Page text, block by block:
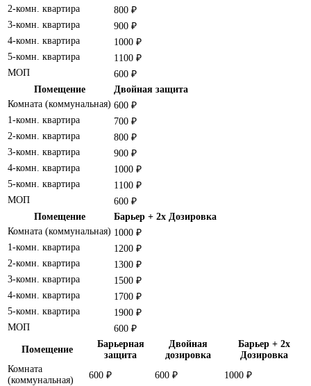
2-комн. квартира
800 ₽
3-комн. квартира
900 ₽
4-комн. квартира
1000 ₽
5-комн. квартира
1100 ₽
МОП
600 ₽
Помещение
Двойная защита
Комната (коммунальная) 600 ₽
1-комн. квартира
700 ₽
2-комн. квартира
800 ₽
3-комн. квартира
900 ₽
4-комн. квартира
1000 ₽
5-комн. квартира
1100 ₽
МОП
600 ₽
Помещение
Барьер + 2x Дозировка
Комната (коммунальная) 1000 ₽
1-комн. квартира
1200 ₽
2-комн. квартира
1300 ₽
3-комн. квартира
1500 ₽
4-комн. квартира
1700 ₽
5-комн. квартира
1900 ₽
МОП
600 ₽
Помещение
Барьерная
защита
Двойная
дозировка
Барьер + 2x
Дозировка
Комната
(коммунальная)
600 ₽ 600 ₽
1000 ₽